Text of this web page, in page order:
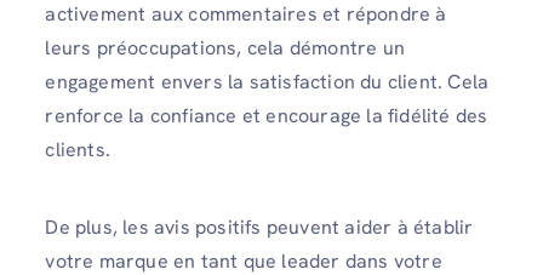
activement aux commentaires et répondre à
leurs préoccupations, cela démontre un
engagement envers la satisfaction du client. Cela
renforce la confiance et encourage la fidélité des
clients.
De plus, les avis positifs peuvent aider à établir
votre marque en tant que leader dans votre